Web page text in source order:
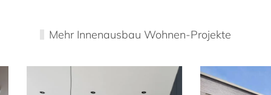
Mehr Innenausbau Wohnen-Projekte